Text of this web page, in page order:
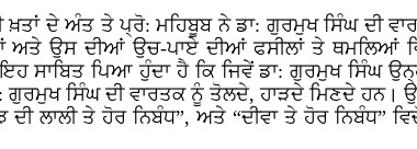
ਖ਼ਤਾਂ ਦੇ ਅੰਤ ਤੇ ਪ੍ਰੋ: ਮਹਿਬੂਬ ਨੇ ਡਾ: ਗੁਰਮੁਖ ਸਿੰਘ ਦੀ
ਅਤੇ ਉਸ ਦੀਆਂ ਉਚ-ਪਾਏ ਦੀਆਂ ਫਸੀਲਾਂ ਤੇ ਥਮਲਿਆਂ
ਪਿਆ ਹੁੰਦਾ ਹੈ ਕਿ ਜਿਵੇਂ ਡਾ: ਗੁਰਮੁਖ ਸਿੰਘ
ਸਿੰਘ ਦੀ ਵਾਰਤਕ ਨੂੰ ਤੋਲਦੇ, ਹਾੜਦੇ ਮਿਣਦੇ ਹਨ।
ਲਾਲੀ ਤੇ ਹੋਰ ਨਿਬੰਧ”, ਅਤੇ “ਦੀਵਾ ਤੇ ਹੋਰ ਨਿਬੰਧ”